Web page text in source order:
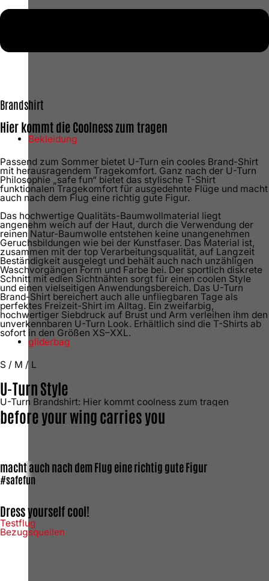
Brandshirt
Hier kommt die Coolness zum tragen
Bekleidung
Passend zum Sommer bietet U-Turn ein cooles Brand-Shirt
mit herausragendem Tragekomfort. Ganz nach der U-Turn
Philosophie „safe fun“ bietet das stylische T-Shirt
funktionalen Tragekomfort für ausgedehnte Flüge und macht
auch nach dem Flug eine richtig gute Figur.
Das hochwertige Qualitäts-Baumwollmaterial liegt
angenehm weich auf der Haut, durch die Verwendung der
reinen Natur-Baumwolle entstehen keine unangenehmen
Geruchsbildungen wie bei der Kunstfaser. Das Material ist,
zusammen mit der top Verarbeitungsqualität, auf Langzeit
Beständigkeit ausgelegt und behält auch nach unzähligen
Waschvorgängen Form und Farbe bei. Der sportlich diskrete
Schnitt mit edlen Sichtnähten sorgt für einen coolen Style
und einen vielseitigen Anwendungsbereich. Das U-Turn
Brand-Shirt bereichert auch alle unfliegbaren Tage als
perfektes Freizeit-Shirt im Alltag. Ein zweifarbig,
hochwertiger Siebdruck auf Brust und Arm verleihen ihm den
unverkennbaren U-Turn Look. Erhältlich sind die T-Shirts ab
sofort in den Größen XS–XXL.
gliderbag
S / M / L
U-Turn Style
U-Turn Brandshirt: Hier kommt coolness zum tragen
before your wing carries you
macht auch nach dem Flug eine richtig gute Figur
#safefun
Dress yourself cool!
Testflug
Bezugsquellen